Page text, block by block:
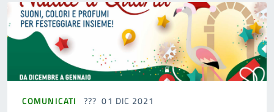
COMUNICATI 01 DIC 2021